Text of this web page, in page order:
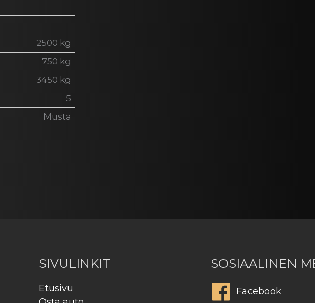
2500 kg
750 kg
3450 kg
5
Musta
SIVULINKIT
Etusivu
SOSIAALINEN
Facebook